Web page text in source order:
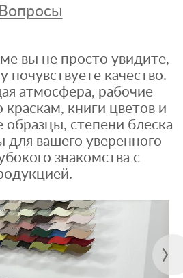
Вопросы
вы не просто увидите,
почувствуете качество.
атмосфера, рабочие
книги цветов и
образцы, степени блеска
для вашего уверенного
знакомства с